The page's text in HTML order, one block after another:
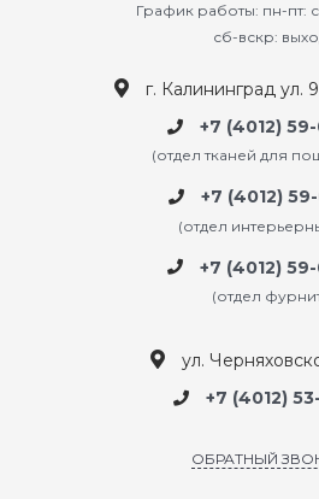
График работы: пн-пт:
сб-вскр:
г. Калининград ул.
+7 (4012)
(отдел тканей для
+7 (4012)
(отдел
+7 (4012)
(отдел
ул.
+7 (4012)
ОБРАТНЫЙ